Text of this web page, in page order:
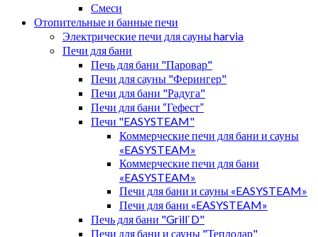
Смеси
Отопительные и банные печи
Электрические печи для сауны harvia
Печи для бани
Печь для бани "Паровар"
Печи для сауны "Ферингер"
Печи для бани "Радуга"
Печи для бани “Гефест”
Печи "EASYSTEAM"
Коммерческие печи для бани и сауны
«EASYSTEAM»
Коммерческие печи для бани
«EASYSTEAM»
Печи для бани и сауны «EASYSTEAM»
Печи для бани «EASYSTEAM»
Печь для бани "Grill`D"
Печи для бани и сауны "Теплодар"